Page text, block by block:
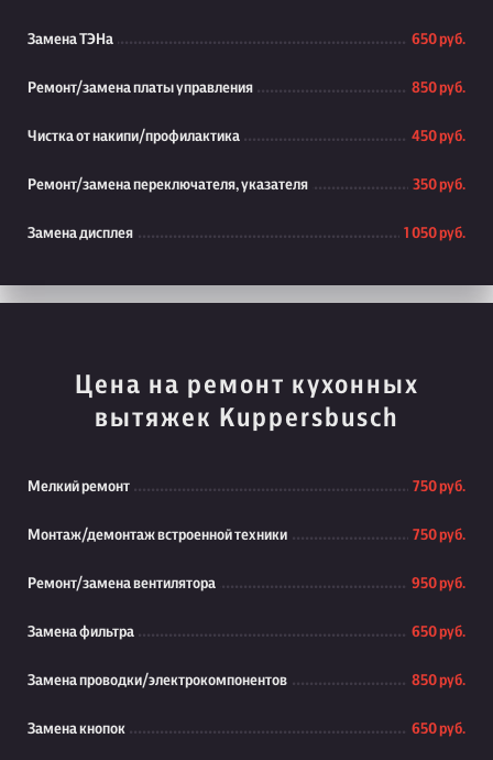
Замена ТЭНа 650 руб.
Ремонт/замена платы управления 850 руб.
Чистка от накипи/профилактика 450 руб.
Ремонт/замена переключателя, указателя 350 руб.
Замена дисплея 1 050 руб.
Цена на ремонт кухонных
вытяжек Kuppersbusch
Мелкий ремонт 750 руб.
Монтаж/демонтаж встроенной техники 750 руб.
Ремонт/замена вентилятора 950 руб.
Замена фильтра 650 руб.
Замена проводки/электрокомпонентов 850 руб.
Замена кнопок 650 руб.